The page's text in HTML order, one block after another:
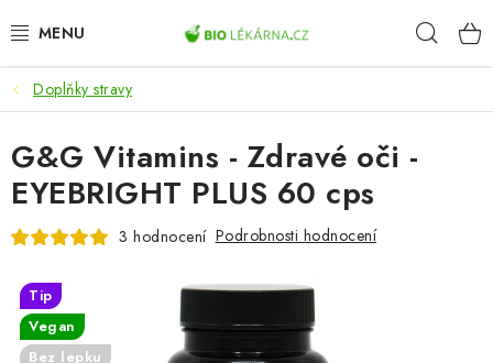
na
AKCE
DOPLŇKY STRAVY
PŘÍRODNÍ KOSMETIKA
ZDRAVÉ POTRAVINY
Doplňky stravy
G&G Vitamins - Zdravé oči -
EYEBRIGHT PLUS 60 cps
3 hodnocení Podrobnosti hodnocení
Tip
Vegan
Bez lepku